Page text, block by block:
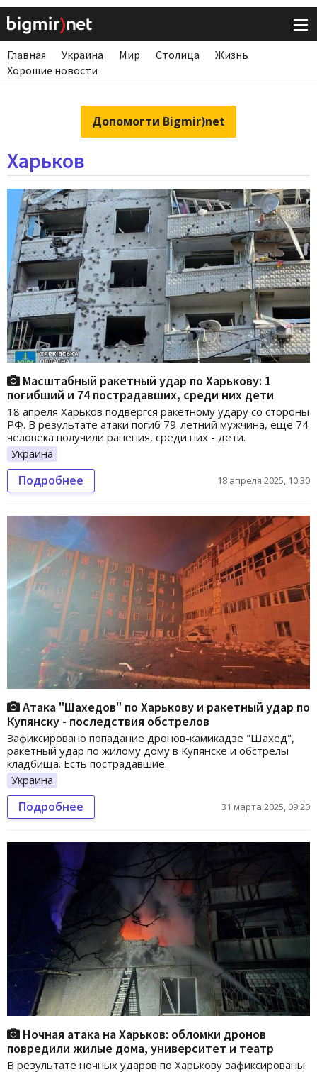
Главная Украина Мир Столица
Жизнь
Хорошие новости
Допомогти Bigmir)net
Харьков
Масштабный ракетный удар по Харькову: 1
погибший и 74 пострадавших, среди них дети
18 апреля Харьков подвергся ракетному удару со стороны
РФ. В результате атаки погиб 79-летний мужчина, еще 74
человека получили ранения, среди них - дети.
Украина
Подробнее 18 апреля 2025, 10:30
Атака "Шахедов" по Харькову и ракетный удар по
Купянску - последствия обстрелов
Зафиксировано попадание дронов-камикадзе "Шахед",
ракетный удар по жилому дому в Купянске и обстрелы
кладбища. Есть пострадавшие.
Украина
Подробнее 31 марта 2025, 09:20
Ночная атака на Харьков: обломки дронов
повредили жилые дома, университет и театр
В результате ночных ударов по Харькову зафиксированы